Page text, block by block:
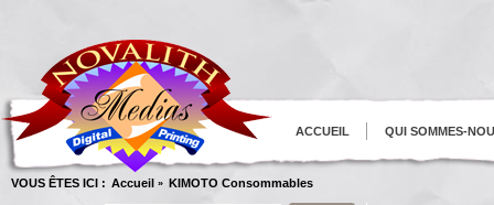
ACCUEIL QUI SOMMES-
VOUS ÊTES ICI : Accueil » KIMOTO Consommables